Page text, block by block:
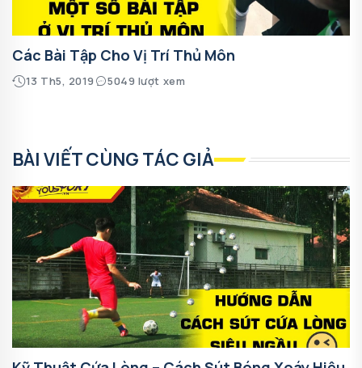
Các Bài Tập Cho Vị Trí Thủ Môn
13 Th5, 2019 5049 lượt xem
BÀI VIẾT CÙNG TÁC GIẢ